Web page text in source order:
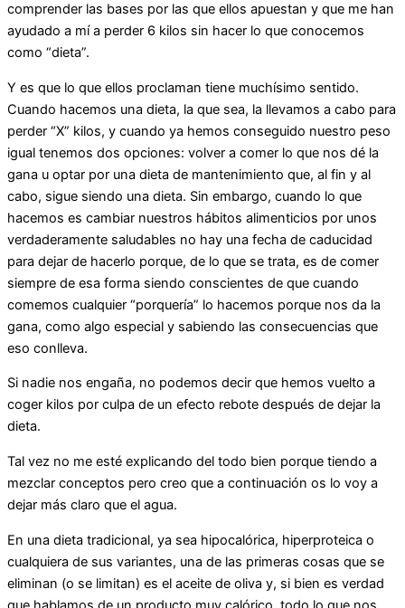
comprender las bases por las que ellos apuestan y que me han
ayudado a mí a perder 6 kilos sin hacer lo que conocemos
como “dieta”.
Y es que lo que ellos proclaman tiene muchísimo sentido.
Cuando hacemos una dieta, la que sea, la llevamos a cabo para
perder “X” kilos, y cuando ya hemos conseguido nuestro peso
igual tenemos dos opciones: volver a comer lo que nos dé la
gana u optar por una dieta de mantenimiento que, al fin y al
cabo, sigue siendo una dieta. Sin embargo, cuando lo que
hacemos es cambiar nuestros hábitos alimenticios por unos
verdaderamente saludables no hay una fecha de caducidad
para dejar de hacerlo porque, de lo que se trata, es de comer
siempre de esa forma siendo conscientes de que cuando
comemos cualquier “porquería” lo hacemos porque nos da la
gana, como algo especial y sabiendo las consecuencias que
eso conlleva.
Si nadie nos engaña, no podemos decir que hemos vuelto a
coger kilos por culpa de un efecto rebote después de dejar la
dieta.
Tal vez no me esté explicando del todo bien porque tiendo a
mezclar conceptos pero creo que a continuación os lo voy a
dejar más claro que el agua.
En una dieta tradicional, ya sea hipocalórica, hiperproteica o
cualquiera de sus variantes, una de las primeras cosas que se
eliminan (o se limitan) es el aceite de oliva y, si bien es verdad